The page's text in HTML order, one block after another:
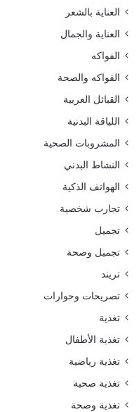
العناية بالشعر
العناية والجمال
الفواكه
الفواكه والصحة
القبائل العربية
اللياقة البدنية
المشروبات الصحية
النشاط البدني
الهواتف الذكية
تجارب شخصية
تجميل
تجميل وصحة
تريند
تصريحات وحوارات
تغذية
تغذية الأطفال
تغذية رياضية
تغذية صحية
تغذية وصحة